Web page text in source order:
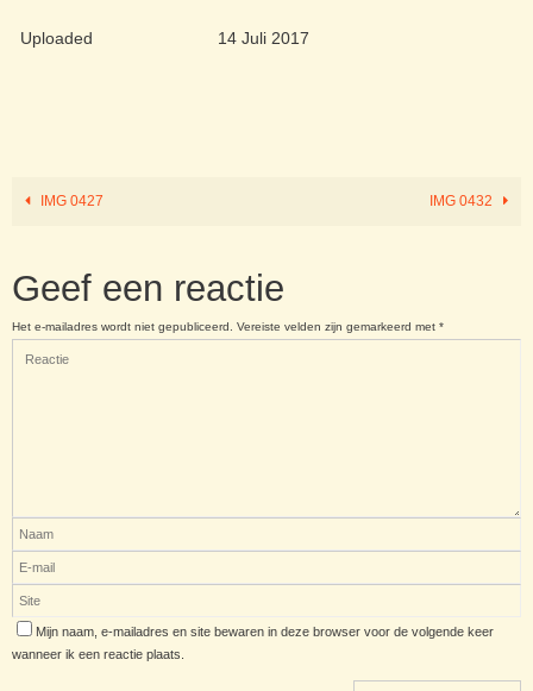
Uploaded 14 Juli 2017
IMG 0427 IMG 0432
Geef een reactie
Het e-mailadres wordt niet gepubliceerd. Vereiste velden zijn gemarkeerd met *
Mijn naam, e-mailadres en site bewaren in deze browser voor de volgende keer
wanneer ik een reactie plaats.